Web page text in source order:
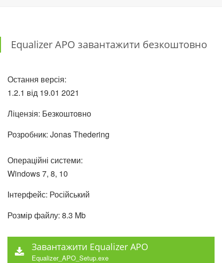
Equalizer APO завантажити безкоштовно
Остання версія:
1.2.1 від 19.01 2021
Ліцензія: Безкоштовно
Розробник: Jonas Thedering
Операційні системи:
Windows 7, 8, 10
Інтерфейс: Російський
Розмір файлу: 8.3 Mb
Завантажити Equalizer APO
Equalizer_APO_Setup.exe